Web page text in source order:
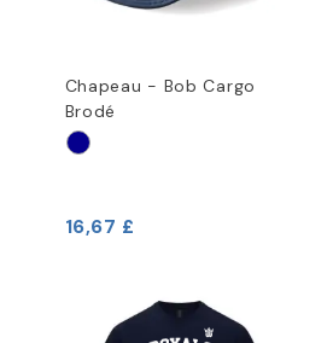
Chapeau - Bob Cargo
Brodé
16,67 £